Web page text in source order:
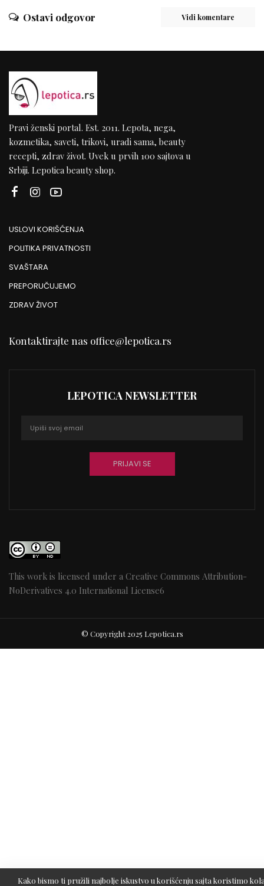
Ostavi odgovor Vidi komentare
Pravi ženski portal. Est. 2011. Lepota, nega,
kozmetika, saveti, trikovi, uradi sama, beauty
recepti, zdrav život. Uvek u prvih 100 sajtova u
Srbiji. Lepotica beauty shop.
USLOVI KORIŠĆENJA
POLITIKA PRIVATNOSTI
SVAŠTARA
PREPORUČUJEMO
ZDRAV ŽIVOT
Kontaktirajte nas office@lepotica.rs
LEPOTICA NEWSLETTER
This work is licensed under a Creative Commons Attribution-
NoDerivatives 4.0 International License6
© Copyright 2025 Lepotica.rs
Kako bismo ti pružili najbolje iskustvo u korišćenju sajta koristimo